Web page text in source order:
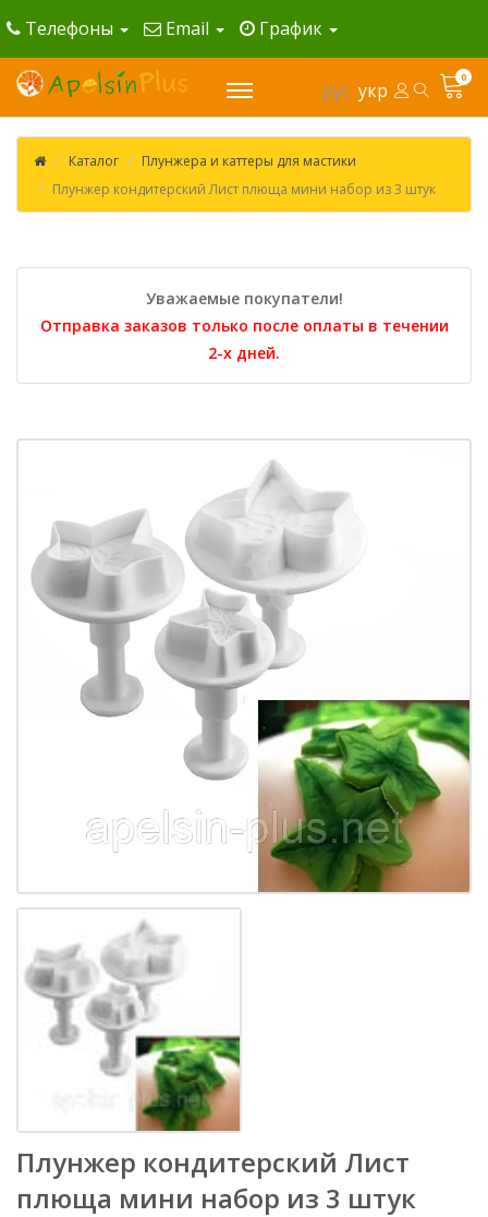
Телефоны Email График
рус укр
0
Каталог
Плунжера и каттеры для мастики
Плунжер кондитерский Лист плюща мини набор из 3 штук
Уважаемые покупатели!
Отправка заказов только после оплаты в течении
2-х дней.
Плунжер кондитерский Лист
плюща мини набор из 3 штук